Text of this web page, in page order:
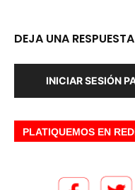
DEJA UNA RESPUESTA
INICIAR SESIÓN
PLATIQUEMOS EN